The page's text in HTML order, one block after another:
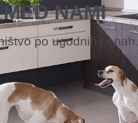
MED NAMI
po ugodnih cenah.